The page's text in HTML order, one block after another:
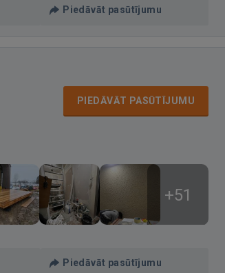
Piedāvāt pasūtījumu
PIEDĀVĀT PASŪTĪJUMU
+51
Piedāvāt pasūtījumu